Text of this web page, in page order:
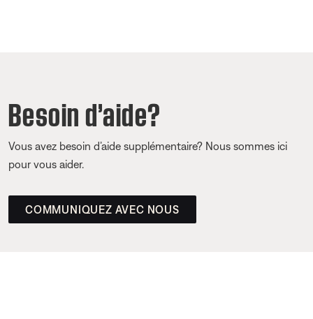
Besoin d’aide?
Vous avez besoin d’aide supplémentaire? Nous sommes ici
pour vous aider.
COMMUNIQUEZ AVEC NOUS